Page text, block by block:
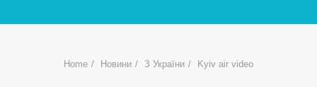
Home Новини З України Kyiv air video